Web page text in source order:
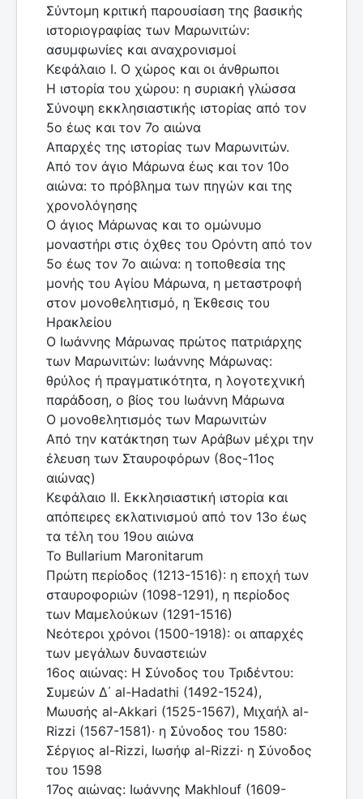
Σύντομη κριτική παρουσίαση της βασικής
ιστοριογραφίας των Μαρωνιτών:
ασυμφωνίες και αναχρονισμοί
Κεφάλαιο Ι. Ο χώρος και οι άνθρωποι
Η ιστορία του χώρου: η συριακή γλώσσα
Σύνοψη εκκλησιαστικής ιστορίας από τον
5ο έως και τον 7ο αιώνα
Απαρχές της ιστορίας των Μαρωνιτών.
Από τον άγιο Μάρωνα έως και τον 10ο
αιώνα: το πρόβλημα των πηγών και της
χρονολόγησης
Ο άγιος Μάρωνας και το ομώνυμο
μοναστήρι στις όχθες του Ορόντη από τον
5ο έως τον 7ο αιώνα: η τοποθεσία της
μονής του Αγίου Μάρωνα, η μεταστροφή
στον μονοθελητισμό, η Έκθεσις του
Ηρακλείου
Ο Ιωάννης Μάρωνας πρώτος πατριάρχης
των Μαρωνιτών: Ιωάννης Μάρωνας:
θρύλος ή πραγματικότητα, η λογοτεχνική
παράδοση, ο βίος του Ιωάννη Μάρωνα
Ο μονοθελητισμός των Μαρωνιτών
Από την κατάκτηση των Αράβων μέχρι την
έλευση των Σταυροφόρων (8ος-11ος
αιώνας)
Κεφάλαιο II. Εκκλησιαστική ιστορία και
απόπειρες εκλατινισμού από τον 13ο έως
τα τέλη του 19ου αιώνα
Το Bullarium Maronitarum
Πρώτη περίοδος (1213-1516): η εποχή των
σταυροφοριών (1098-1291), η περίοδος
των Μαμελούκων (1291-1516)
Νεότεροι χρόνοι (1500-1918): οι απαρχές
των μεγάλων δυναστειών
16ος αιώνας: Η Σύνοδος του Τριδέντου:
Συμεών Δ΄ al-Hadathi (1492-1524),
Μωυσής al-Akkari (1525-1567), Μιχαήλ al-
Rizzi (1567-1581)· η Σύνοδος του 1580:
Σέργιος al-Rizzi, Ιωσήφ al-Rizzi· η Σύνοδος
του 1598
17ος αιώνας: Ιωάννης Makhlouf (1609-